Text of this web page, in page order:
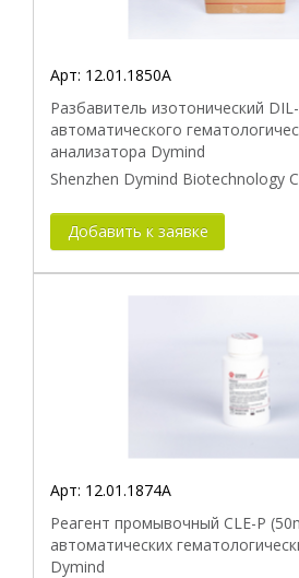
Арт: 12.01.1850A
Разбавитель изотонический
автоматического
анализатора Dymind
Shenzhen Dymind Biotechnology
Добавить к заявке
Арт: 12.01.1874A
Реагент промывочный CLE-P
автоматических
Dymind